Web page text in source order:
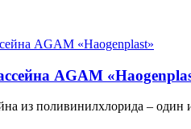
AGAM
из поливинилхлорида – один